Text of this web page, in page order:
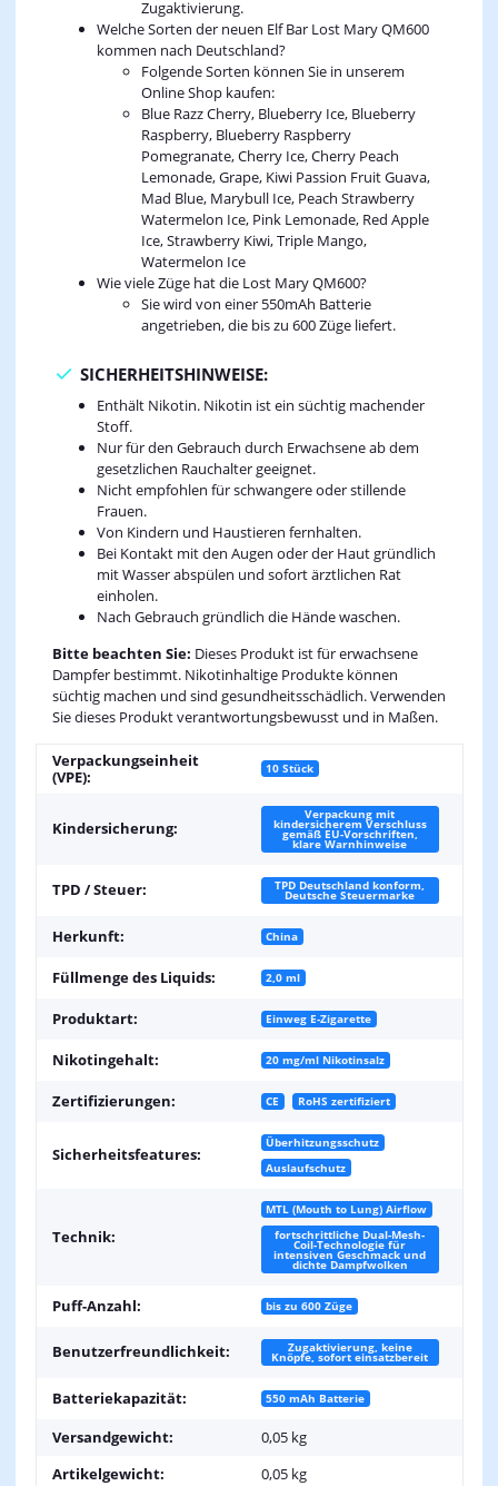
Zugaktivierung.
Welche Sorten der neuen Elf Bar Lost Mary QM600
kommen nach Deutschland?
Folgende Sorten können Sie in unserem
Online Shop kaufen:
Blue Razz Cherry, Blueberry Ice, Blueberry
Raspberry, Blueberry Raspberry
Pomegranate, Cherry Ice, Cherry Peach
Lemonade, Grape, Kiwi Passion Fruit Guava,
Mad Blue, Marybull Ice, Peach Strawberry
Watermelon Ice, Pink Lemonade, Red Apple
Ice, Strawberry Kiwi, Triple Mango,
Watermelon Ice
Wie viele Züge hat die Lost Mary QM600?
Sie wird von einer 550mAh Batterie
angetrieben, die bis zu 600 Züge liefert.
SICHERHEITSHINWEISE:
Enthält Nikotin. Nikotin ist ein süchtig machender
Stoff.
Nur für den Gebrauch durch Erwachsene ab dem
gesetzlichen Rauchalter geeignet.
Nicht empfohlen für schwangere oder stillende
Frauen.
Von Kindern und Haustieren fernhalten.
Bei Kontakt mit den Augen oder der Haut gründlich
mit Wasser abspülen und sofort ärztlichen Rat
einholen.
Nach Gebrauch gründlich die Hände waschen.
Bitte beachten Sie: Dieses Produkt ist für erwachsene
Dampfer bestimmt. Nikotinhaltige Produkte können
süchtig machen und sind gesundheitsschädlich. Verwenden
Sie dieses Produkt verantwortungsbewusst und in Maßen.
Verpackungseinheit
(VPE):
10 Stück
Kindersicherung:
Verpackung mit
kindersicherem Verschluss
gemäß EU-Vorschriften,
klare Warnhinweise
TPD / Steuer: TPD Deutschland konform,
Deutsche Steuermarke
Herkunft: China
Füllmenge des Liquids: 2,0 ml
Produktart: Einweg E-Zigarette
Nikotingehalt: 20 mg/ml Nikotinsalz
Zertifizierungen: CE RoHS zertifiziert
Sicherheitsfeatures:
Überhitzungsschutz
Auslaufschutz
Technik:
MTL (Mouth to Lung) Airflow
fortschrittliche Dual-Mesh-
Coil-Technologie für
intensiven Geschmack und
dichte Dampfwolken
Puff-Anzahl: bis zu 600 Züge
Benutzerfreundlichkeit: Zugaktivierung, keine
Knöpfe, sofort einsatzbereit
Batteriekapazität: 550 mAh Batterie
Versandgewicht:
0,05 kg
Artikelgewicht:
0,05 kg